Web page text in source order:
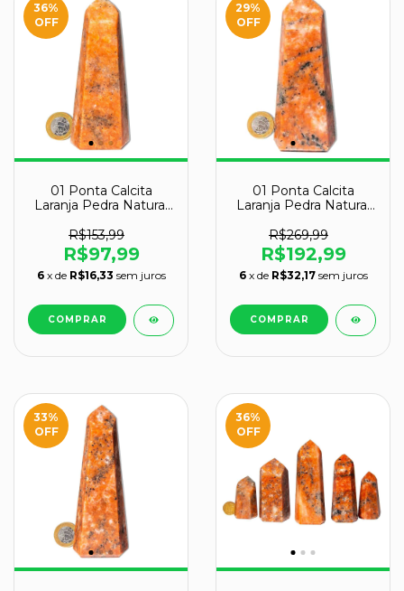
36%
OFF
01 Ponta Calcita
Laranja Pedra Natural
R$153,99
R$97,99
6 x de R$16,33 sem juros
29%
OFF
01 Ponta Calcita
Laranja Pedra Natural
R$269,99
R$192,99
6 x de R$32,17 sem juros
33%
OFF
36%
OFF